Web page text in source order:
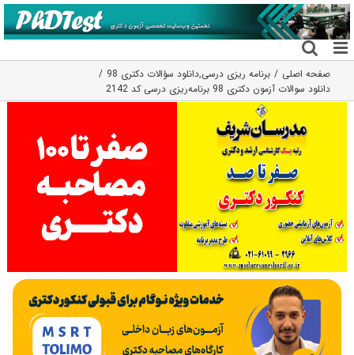
رفتن
به
محتوا
صفحه اصلی برنامه ریزی درسی,دانلود سؤالات دکتری 98
دانلود سوالات آزمون دکتری 98 برنامه‌ریزی درسی کد 2142